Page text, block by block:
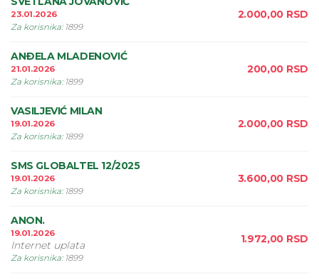
23.01.2026
Za korisnika: 1899
2.000,00 RSD
ANÐELA MLADENOVIĆ
21.01.2026
Za korisnika: 1899
200,00 RSD
VASILJEVIĆ MILAN
19.01.2026
Za korisnika: 1899
2.000,00 RSD
SMS GLOBALTEL 12/2025
19.01.2026
Za korisnika: 1899
3.600,00 RSD
ANON.
19.01.2026
Internet uplata
Za korisnika: 1899
1.972,00 RSD